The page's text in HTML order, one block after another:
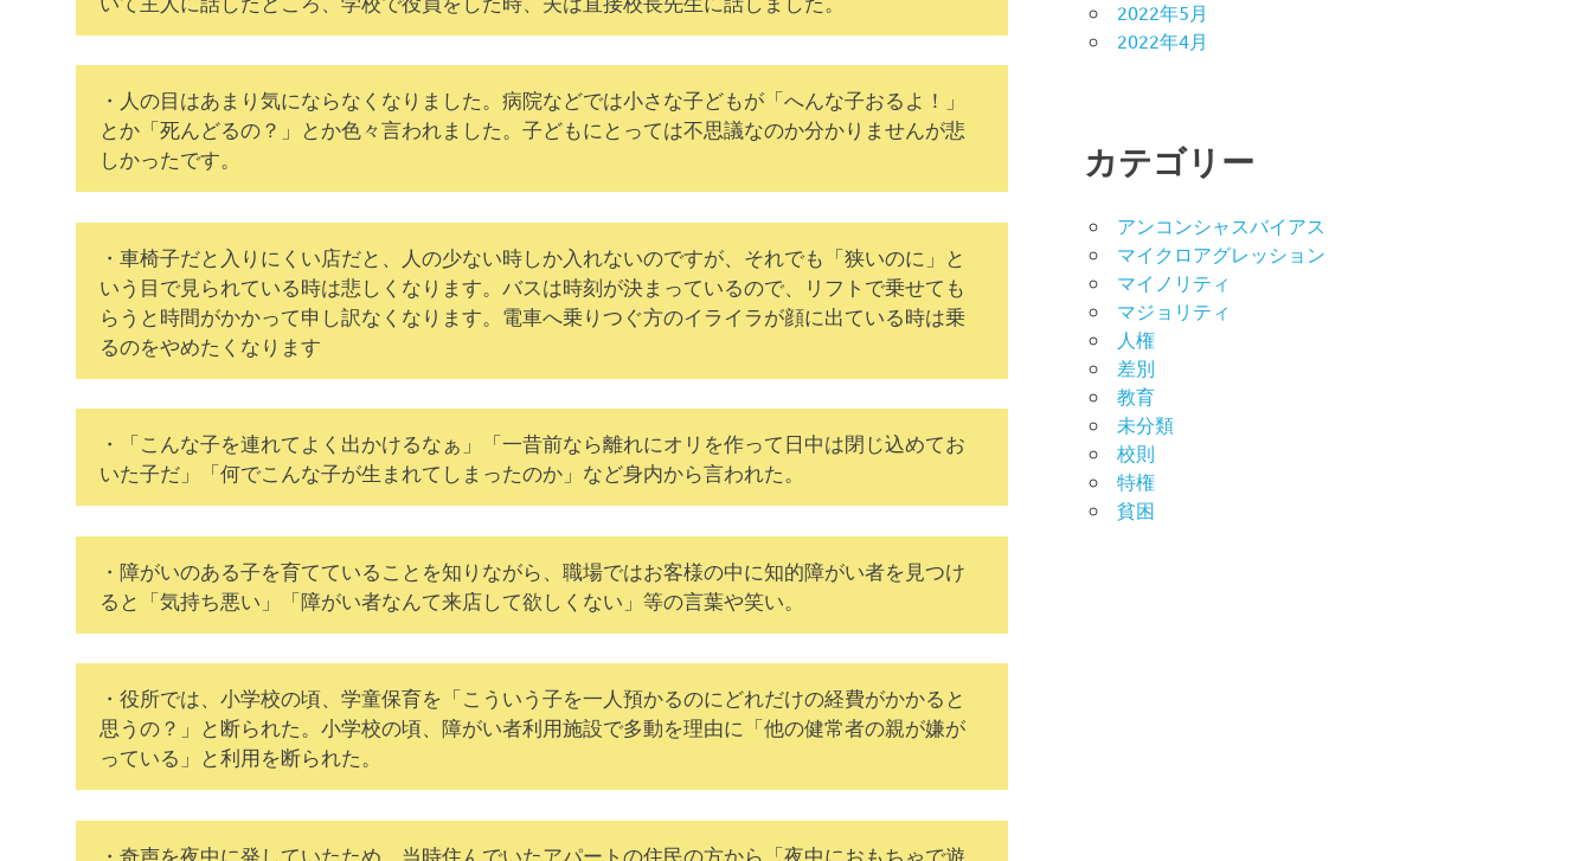
・人の目はあまり気にならなくなりました。病院などでは小さな子どもが「へんな子おるよ！」
とか「死んどるの？」とか色々言われました。子どもにとっては不思議なのか分かりませんが悲
しかったです。
・車椅子だと入りにくい店だと、人の少ない時しか入れないのですが、それでも「狭いのに」と
いう目で見られている時は悲しくなります。バスは時刻が決まっているので、リフトで乗せても
らうと時間がかかって申し訳なくなります。電車へ乗りつぐ方のイライラが顔に出ている時は乗
るのをやめたくなります
・「こんな子を連れてよく出かけるなぁ」「一昔前なら離れにオリを作って日中は閉じ込めてお
いた子だ」「何でこんな子が生まれてしまったのか」など身内から言われた。
・障がいのある子を育てていることを知りながら、職場ではお客様の中に知的障がい者を見つけ
ると「気持ち悪い」「障がい者なんて来店して欲しくない」等の言葉や笑い。
・役所では、小学校の頃、学童保育を「こういう子を一人預かるのにどれだけの経費がかかると
思うの？」と断られた。小学校の頃、障がい者利用施設で多動を理由に「他の健常者の親が嫌が
っている」と利用を断られた。
・奇声を夜中に発していたため、当時住んでいたアパートの住民の方から「夜中におもちゃで遊
2022年5月
2022年4月
カテゴリー
アンコンシャスバイアス
マイクロアグレッション
マイノリティ
マジョリティ
人権
差別
教育
未分類
校則
特権
貧困